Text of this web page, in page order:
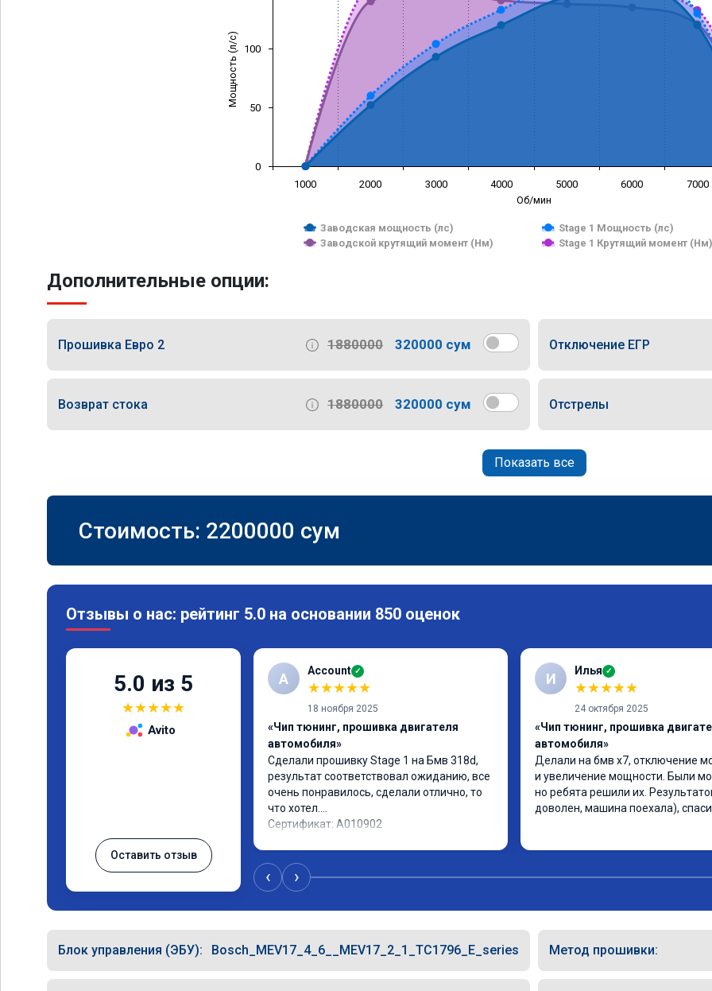
Об/мин
Мощность (л/с)
Заводская мощность (лс)
Stage 1 Мощность (лс)
Заводской крутящий момент (Нм)
Stage 1 Крутящий момент (Нм)
1000 2000 3000 4000 5000 6000 7000
0
50
100
Дополнительные опции:
Прошивка Евро 2 1880000 320000 сум Отключение ЕГР
Возврат стока 1880000 320000 сум Отстрелы
Показать все
Стоимость: 2200000 сум
Отзывы о нас: рейтинг 5.0 на основании 850 оценок
5.0 из 5
★★★★★
Avito
Оставить отзыв
A Account ✓
★★★★★
18 ноября 2025
«Чип тюнинг, прошивка двигателя
автомобиля»
Сделали прошивку Stage 1 на Бмв 318d,
результат соответствовал ожиданию, все
очень понравилось, сделали отлично, то
что хотел.
Сертификат: A010902
И Илья ✓
★★★★★
24 октября 2025
«Чип тюнинг, прошивка
автомобиля»
Делали на бмв х7, отключение
и увеличение мощности. Были
но ребята решили их.
доволен, машина поехала),
‹ ›
Блок управления (ЭБУ): Bosch_MEV17_4_6__MEV17_2_1_TC1796_E_series Метод прошивки: